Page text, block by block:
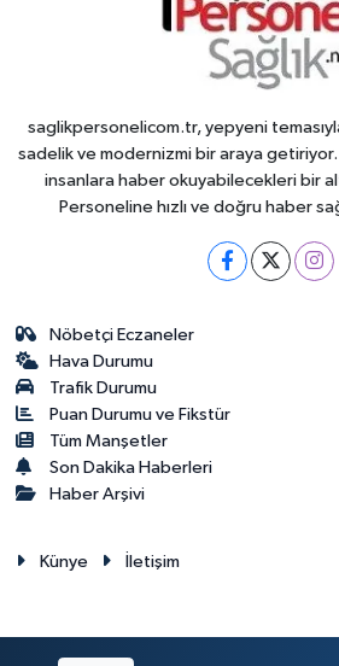
saglikpersonelicom.tr, yepyeni
sadelik ve modernizmi bir araya getiriyor.
insanlara haber okuyabilecekleri bir
Personeline hızlı ve doğru haber
Nöbetçi Eczaneler
Hava Durumu
Trafik Durumu
Puan Durumu ve Fikstür
Tüm Manşetler
Son Dakika Haberleri
Haber Arşivi
Künye İletişim